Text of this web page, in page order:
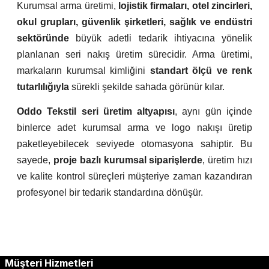
Kurumsal arma üretimi, lojistik firmaları, otel zincirleri,
okul grupları, güvenlik şirketleri, sağlık ve endüstri
sektöründe büyük adetli tedarik ihtiyacına yönelik
planlanan seri nakış üretim sürecidir. Arma üretimi,
markaların kurumsal kimliğini standart ölçü ve renk
tutarlılığıyla sürekli şekilde sahada görünür kılar.
Oddo Tekstil seri üretim altyapısı, aynı gün içinde
binlerce adet kurumsal arma ve logo nakışı üretip
paketleyebilecek seviyede otomasyona sahiptir. Bu
sayede, proje bazlı kurumsal siparişlerde, üretim hızı
ve kalite kontrol süreçleri müşteriye zaman kazandıran
profesyonel bir tedarik standardına dönüşür.
Müşteri Hizmetleri